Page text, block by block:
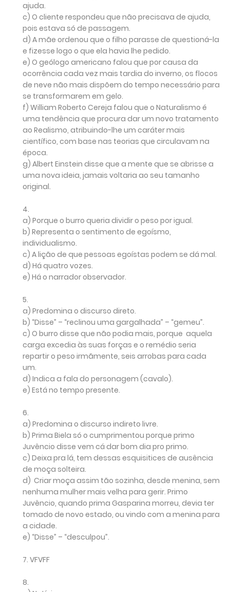
ajuda.
c) O cliente respondeu que não precisava de ajuda,
pois estava só de passagem.
d) A mãe ordenou que o filho parasse de questioná-la
e fizesse logo o que ela havia lhe pedido.
e) O geólogo americano falou que por causa da
ocorrência cada vez mais tardia do inverno, os flocos
de neve não mais dispõem do tempo necessário para
se transformarem em gelo.
f) William Roberto Cereja falou que o Naturalismo é
uma tendência que procura dar um novo tratamento
ao Realismo, atribuindo-lhe um caráter mais
científico, com base nas teorias que circulavam na
época.
g) Albert Einstein disse que a mente que se abrisse a
uma nova ideia, jamais voltaria ao seu tamanho
original.
4.
a) Porque o burro queria dividir o peso por igual.
b) Representa o sentimento de egoísmo,
individualismo.
c) A lição de que pessoas egoístas podem se dá mal.
d) Há quatro vozes.
e) Há o narrador observador.
5.
a) Predomina o discurso direto.
b) “Disse” – “reclinou uma gargalhada” – “gemeu”.
c) O burro disse que não podia mais, porque aquela
carga excedia às suas forças e o remédio seria
repartir o peso irmãmente, seis arrobas para cada
um.
d) Indica a fala do personagem (cavalo).
e) Está no tempo presente.
6.
a) Predomina o discurso indireto livre.
b) Prima Biela só o cumprimentou porque primo
Juvêncio disse vem cá dar bom dia pro primo.
c) Deixa pra lá, tem dessas esquisitices de ausência
de moça solteira.
d) Criar moça assim tão sozinha, desde menina, sem
nenhuma mulher mais velha para gerir. Primo
Juvêncio, quando prima Gasparina morreu, devia ter
tomado de novo estado, ou vindo com a menina para
a cidade.
e) “Disse” – “desculpou”.
7. VFVFF
8.